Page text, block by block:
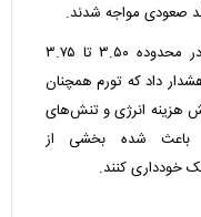
صعودی مواجه شدند.
فدرال رزرو در نشست ژوئن نرخ بهره را در محدوده ۳.۵۰ تا ۳.۷۵
داد که تورم همچنان
هزینه انرژی و تنش‌های
باعث شده بخشی از
خودداری کنند.